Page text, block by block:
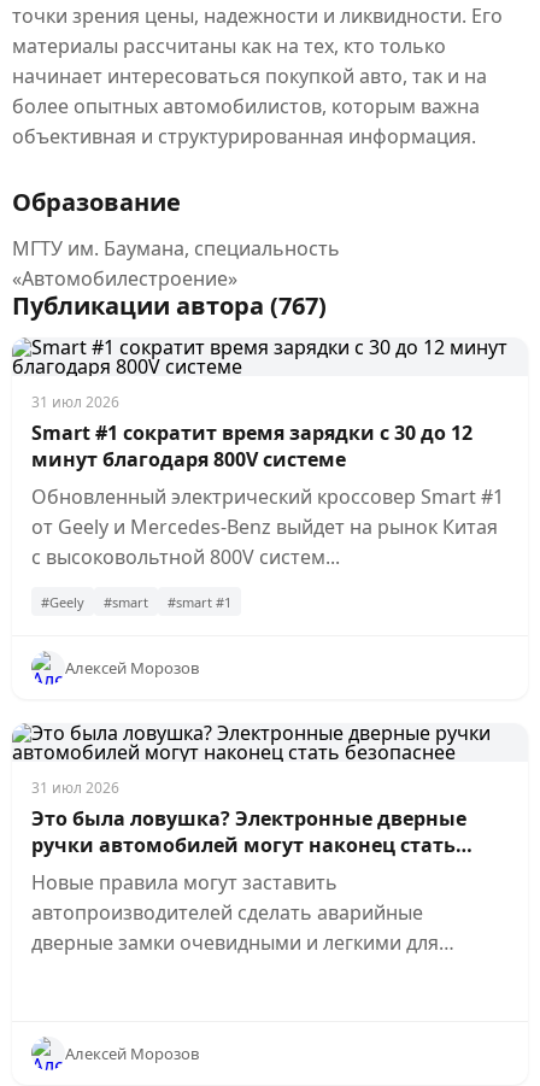
точки зрения цены, надежности и ликвидности. Его
материалы рассчитаны как на тех, кто только
начинает интересоваться покупкой авто, так и на
более опытных автомобилистов, которым важна
объективная и структурированная информация.
Образование
МГТУ им. Баумана, специальность
«Автомобилестроение»
Публикации автора (767)
31 июл 2026
Smart #1 сократит время зарядки с 30 до 12
минут благодаря 800V системе
Обновленный электрический кроссовер Smart #1
от Geely и Mercedes-Benz выйдет на рынок Китая
с высоковольтной 800V систем...
#Geely #smart #smart #1
Алексей Морозов
31 июл 2026
Это была ловушка? Электронные дверные
ручки автомобилей могут наконец стать
безопаснее
Новые правила могут заставить
автопроизводителей сделать аварийные
дверные замки очевидными и легкими для
Алексей Морозов